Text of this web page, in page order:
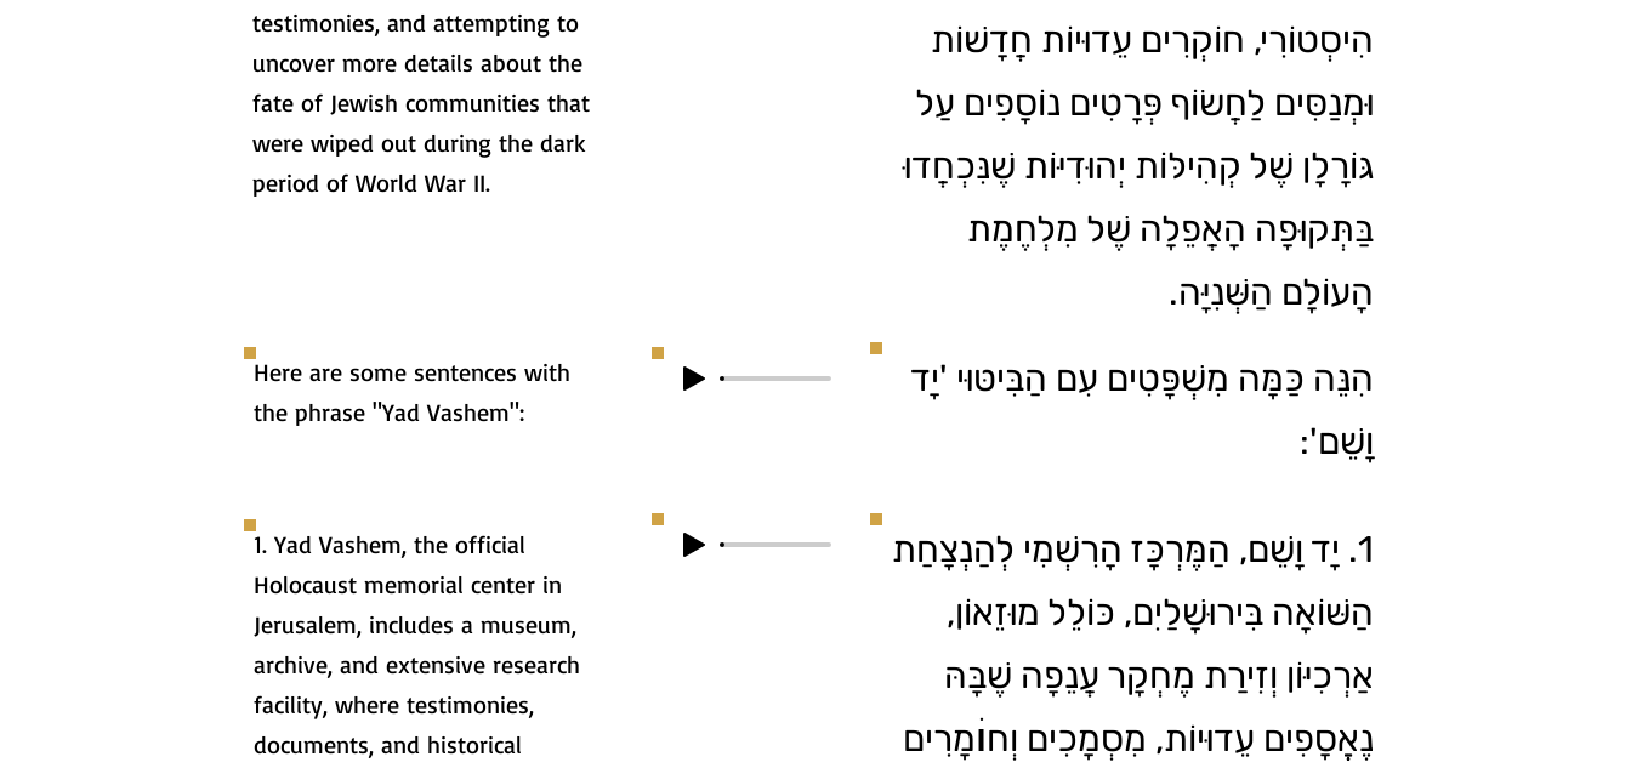
testimonies, and attempting to
uncover more details about the
fate of Jewish communities that
were wiped out during the dark
period of World War II.
הִיסְטוֹרִי, חוֹקְרִים עֵדוּיוֹת חֲדָשׁוֹת
וּמְנַסִּים לַחֲשׂוֹף פְּרָטִים נוֹסָפִים עַל
גּוֹרָלָן שֶׁל קְהִילּוֹת יְהוּדִיּוֹת שֶׁנִּכְחֲדוּ
בַּתְּקוּפָה הָאֲפֵלָה שֶׁל מִלְחֶמֶת
הָעוֹלָם הַשְּׁנִיָּה.
Here are some sentences with
the phrase "Yad Vashem":
הִנֵּה כַּמָּה מִשְׁפָּטִים עִם הַבִּיטּוּי 'יָד
וָשֵׁם':
1. Yad Vashem, the official
Holocaust memorial center in
Jerusalem, includes a museum,
archive, and extensive research
facility, where testimonies,
documents, and historical
1. יָד וָשֵׁם, הַמֶּרְכָּז הָרִשְׁמִי לְהַנְצָחַת
הַשּׁוֹאָה בִּירוּשָׁלַיִם, כּוֹלֵל מוּזֵאוֹן,
אַרְכִיּוֹן וְזִירַת מֶחְקָר עֲנֵפָה שֶׁבָּהּ
נֶאֱסָפִים עֵדוּיוֹת, מִסְמָכִים וְחוׄמָרִים